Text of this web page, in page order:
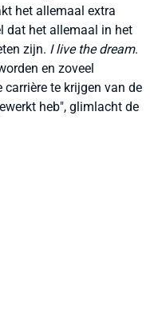
het allemaal extra
dat het allemaal in het
zijn. I live the dream.
en zoveel
te krijgen van de
heb", glimlacht de